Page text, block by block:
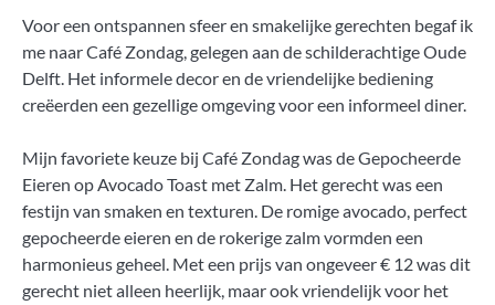
Voor een ontspannen sfeer en smakelijke gerechten begaf ik
me naar Café Zondag, gelegen aan de schilderachtige Oude
Delft. Het informele decor en de vriendelijke bediening
creëerden een gezellige omgeving voor een informeel diner.
Mijn favoriete keuze bij Café Zondag was de Gepocheerde
Eieren op Avocado Toast met Zalm. Het gerecht was een
festijn van smaken en texturen. De romige avocado, perfect
gepocheerde eieren en de rokerige zalm vormden een
harmonieus geheel. Met een prijs van ongeveer € 12 was dit
gerecht niet alleen heerlijk, maar ook vriendelijk voor het